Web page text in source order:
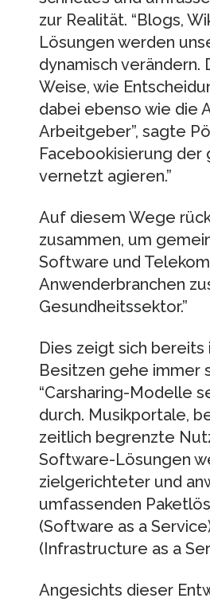
zur Realität. “Blogs,
Lösungen werden
dynamisch verändern.
Weise, wie
dabei ebenso wie die
Arbeitgeber”, sagte
Facebookisierung der
vernetzt agieren.”
Auf diesem Wege
zusammen, um
Software und
Anwenderbranchen
Gesundheitssektor.”
Dies zeigt sich
Besitzen gehe immer
“Carsharing-Modelle
durch. Musikportale,
zeitlich begrenzte
Software-Lösungen
zielgerichteter und
umfassenden
(Software as a
(Infrastructure as a
Angesichts dieser